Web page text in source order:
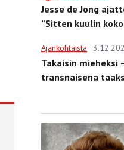
Jesse de Jong
”Sitten kuulin
Ajankohtaista
Takaisin mieheksi
transnaisena